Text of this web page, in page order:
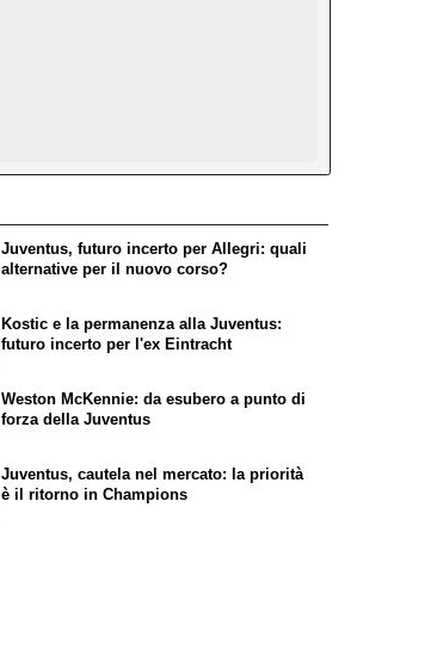
Juventus, futuro incerto per Allegri: quali
alternative per il nuovo corso?
Kostic e la permanenza alla Juventus:
futuro incerto per l'ex Eintracht
Weston McKennie: da esubero a punto di
forza della Juventus
Juventus, cautela nel mercato: la priorità
è il ritorno in Champions